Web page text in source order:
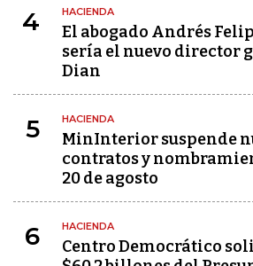
4 HACIENDA
El abogado Andrés
sería el nuevo director
Dian
5 HACIENDA
MinInterior suspende
contratos y
20 de agosto
6 HACIENDA
Centro Democrático